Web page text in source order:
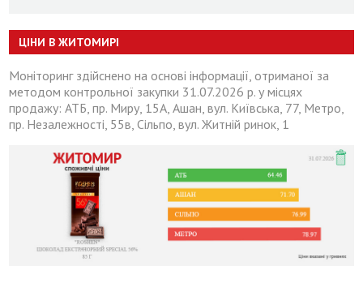
ЦІНИ В ЖИТОМИРІ
Моніторинг здійснено на основі інформації, отриманої за
методом контрольної закупки 31.07.2026 р. у місцях
продажу: АТБ, пр. Миру, 15А, Ашан, вул. Київська, 77, Метро,
пр. Незалежності, 55в, Сільпо, вул. Житній ринок, 1